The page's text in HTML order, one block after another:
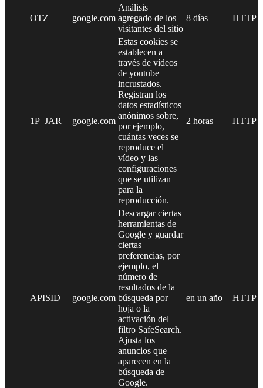
OTZ google.com
Análisis
agregado de los
visitantes del sitio
8 días HTTP
1P_JAR google.com
Estas cookies se
establecen a
través de vídeos
de youtube
incrustados.
Registran los
datos estadísticos
anónimos sobre,
por ejemplo,
cuántas veces se
reproduce el
vídeo y las
configuraciones
que se utilizan
para la
reproducción.
2 horas HTTP
APISID google.com
Descargar ciertas
herramientas de
Google y guardar
ciertas
preferencias, por
ejemplo, el
número de
resultados de la
búsqueda por
hoja o la
activación del
filtro SafeSearch.
Ajusta los
anuncios que
aparecen en la
búsqueda de
Google.
en un año HTTP